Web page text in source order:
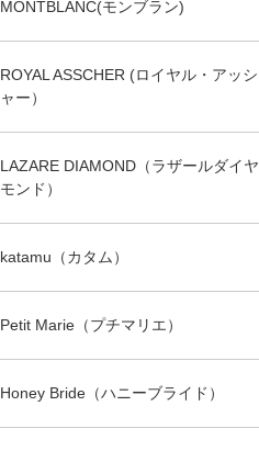
MONTBLANC(モンブラン)
ROYAL ASSCHER (ロイヤル・アッシ
ャー）
LAZARE DIAMOND（ラザールダイヤ
モンド）
katamu（カタム）
Petit Marie（プチマリエ）
Honey Bride（ハニーブライド）